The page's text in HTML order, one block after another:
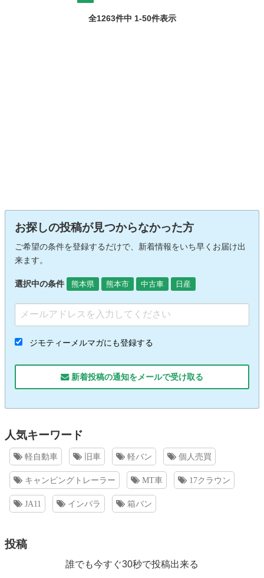
全1263件中 1-50件表示
お探しの投稿が見つからなかった方
ご希望の条件を登録するだけで、新着情報をいち早くお届け出
来ます。
選択中の条件 熊本県 熊本市 中古車 日産
ジモティーメルマガにも登録する
新着投稿の通知をメールで受け取る
人気キーワード
軽自動車 旧車 軽バン 個人売買
キャンピングトレーラー MT車 17クラウン
JA11 インパラ 箱バン
投稿
誰でも今すぐ30秒で投稿出来る